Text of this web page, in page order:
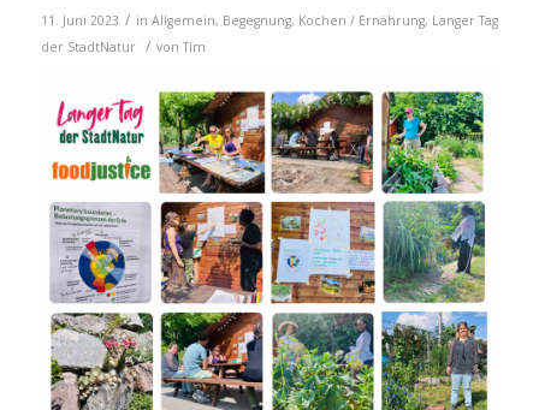
11. Juni 2023 / in Allgemein, Begegnung, Kochen / Ernährung, Langer Tag
der StadtNatur
/ vonTim